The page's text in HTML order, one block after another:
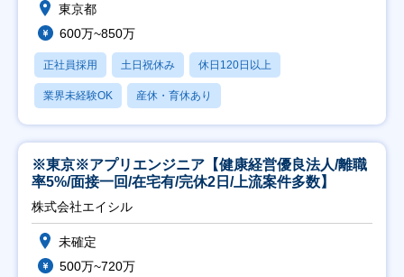
東京都
600万~850万
正社員採用 土日祝休み 休日120日以上
業界未経験OK 産休・育休あり
※東京※アプリエンジニア【健康経営優良法人/離職
率5%/面接一回/在宅有/完休2日/上流案件多数】
株式会社エイシル
未確定
500万~720万